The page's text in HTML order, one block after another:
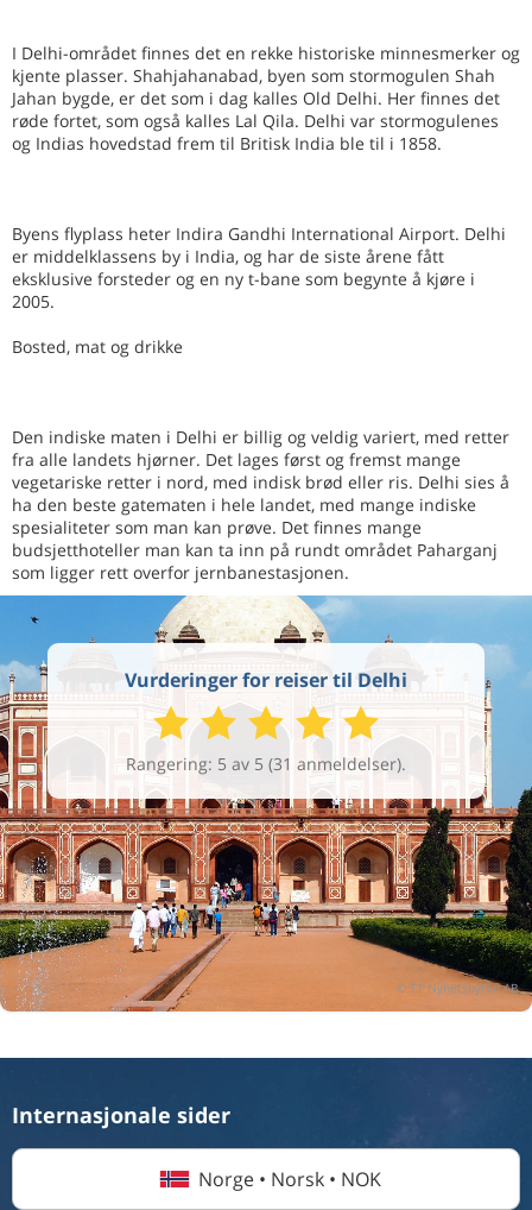
I Delhi-området finnes det en rekke historiske minnesmerker og
kjente plasser. Shahjahanabad, byen som stormogulen Shah
Jahan bygde, er det som i dag kalles Old Delhi. Her finnes det
røde fortet, som også kalles Lal Qila. Delhi var stormogulenes
og Indias hovedstad frem til Britisk India ble til i 1858.
Byens flyplass heter Indira Gandhi International Airport. Delhi
er middelklassens by i India, og har de siste årene fått
eksklusive forsteder og en ny t-bane som begynte å kjøre i
2005.
Bosted, mat og drikke
Den indiske maten i Delhi er billig og veldig variert, med retter
fra alle landets hjørner. Det lages først og fremst mange
vegetariske retter i nord, med indisk brød eller ris. Delhi sies å
ha den beste gatematen i hele landet, med mange indiske
spesialiteter som man kan prøve. Det finnes mange
budsjetthoteller man kan ta inn på rundt området Paharganj
som ligger rett overfor jernbanestasjonen.
Vurderinger for reiser til Delhi
Rangering: 5 av 5 (31 anmeldelser).
Internasjonale sider
Norge • Norsk • NOK